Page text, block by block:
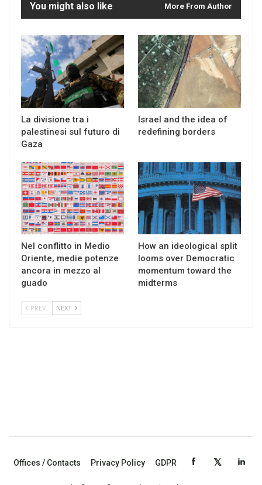
You might also like More From Author
La divisione tra i
palestinesi sul futuro di
Gaza
Israel and the idea of
redefining borders
Nel conflitto in Medio
Oriente, medie potenze
ancora in mezzo al
guado
How an ideological split
looms over Democratic
momentum toward the
midterms
PREV NEXT
Offices / Contacts Privacy Policy GDPR